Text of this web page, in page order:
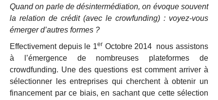
Quand on parle de désintermédiation, on évoque souvent
la relation de crédit (avec le crowfunding) : voyez-vous
émerger d’autres formes ?
Effectivement depuis le 1er Octobre 2014 nous assistons
à l’émergence de nombreuses plateformes de
crowdfunding. Une des questions est comment arriver à
sélectionner les entreprises qui cherchent à obtenir un
financement par ce biais, en sachant que cette sélection